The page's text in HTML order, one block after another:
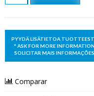
Comparar